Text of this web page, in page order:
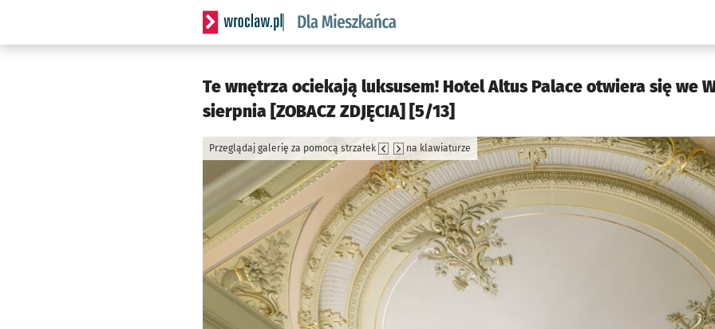
Serwis informacyjny wroclaw.pl podserwis: Dla mieszkańca
Te wnętrza ociekają luksusem! Hotel Altus Palace otwiera się we
sierpnia [ZOBACZ ZDJĘCIA] [5/13]
Przeglądaj galerię za pomocą strzałek na klawiaturze